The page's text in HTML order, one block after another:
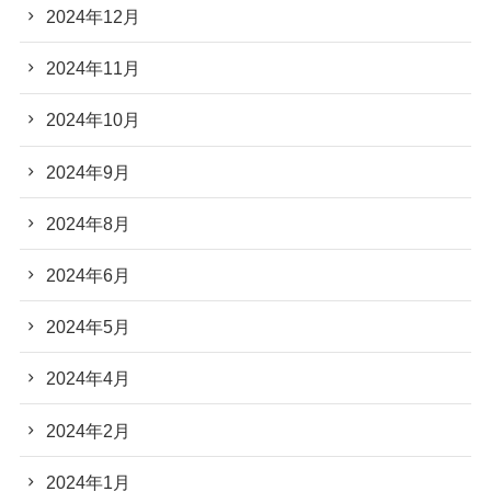
2024年12月
2024年11月
2024年10月
2024年9月
2024年8月
2024年6月
2024年5月
2024年4月
2024年2月
2024年1月